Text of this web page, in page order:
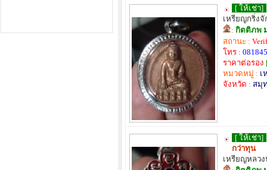
[ ให้เช่า]
เหรียญกริ่ง
: กิตติภพ
สถานะ :
โทร :
ราคาต่อรอง
หมวดหมู่ : เ
จังหวัด : สมุ
[ ให้เช่า]
กว่าทุน
เหรียญหลวง